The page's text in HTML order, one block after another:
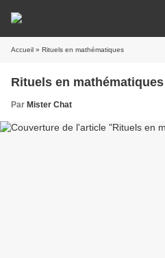
Accueil » Rituels en mathématiques
Rituels en mathématiques
Par Mister Chat